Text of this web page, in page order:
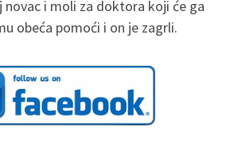
novac i moli za doktora koji će ga
obeća pomoći i on je zagrli.